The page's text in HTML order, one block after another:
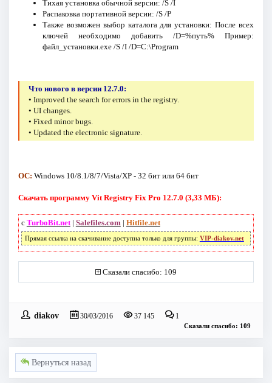
Тихая установка обычной версии: /S /I
Распаковка портативной версии: /S /P
Также возможен выбор каталога для установки: После всех
ключей необходимо добавить /D=%путь% Пример:
файл_установки.exe /S /I /D=C:\Program
Что нового в версии 12.7.0:
• Improved the search for errors in the registry.
• UI changes.
• Fixed minor bugs.
• Updated the electronic signature.
ОС: Windows 10/8.1/8/7/Vista/XP - 32 бит или 64 бит
Скачать программу Vit Registry Fix Pro 12.7.0 (3,33 МБ):
с TurboBit.net| Salefiles.com | Hitfile.net
Прямая ссылка на скачивание доступна только для группы: VIP-diakov.net
Сказали спасибо: 109
diakov 30/03/2016 37 145 1
Сказали спасибо: 109
Вернуться назад